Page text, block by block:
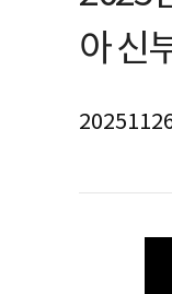
아 신